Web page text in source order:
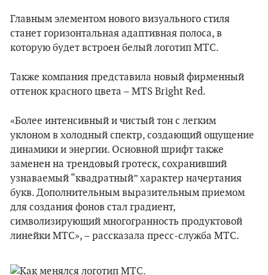
Главным элементом нового визуального стиля
станет горизонтальная адаптивная полоса, в
которую будет встроен белый логотип МТС.
Также компания представила новый фирменный
оттенок красного цвета – MTS Bright Red.
«Более интенсивный и чистый тон с легким
уклоном в холодный спектр, создающий ощущение
динамики и энергии. Основной шрифт также
заменен на трендовый гротеск, сохранивший
узнаваемый “квадратный” характер начертания
букв. Дополнительным выразительным приемом
для создания фонов стал градиент,
символизирующий многогранность продуктовой
линейки МТС», – рассказала пресс-служба МТС.